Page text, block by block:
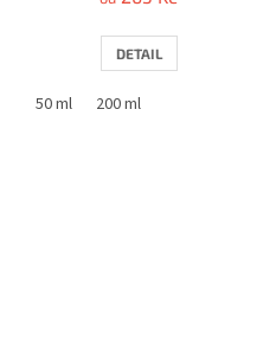
DETAIL
50 ml 200 ml